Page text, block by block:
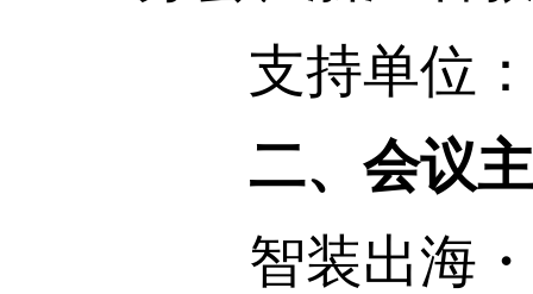
支持单位：
二、会议
智装出海・